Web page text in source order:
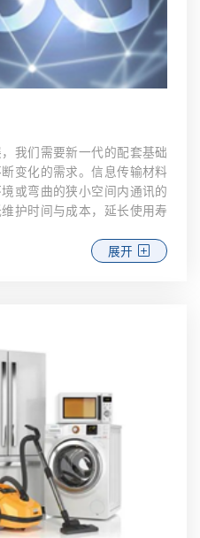
我们需要新一代的配套基础
变化的需求。信息传输材料
或弯曲的狭小空间内通讯的
护时间与成本，延长使用寿
展开